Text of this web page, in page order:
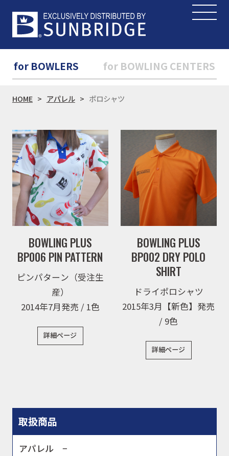
for BOWLERS for BOWLING CENTERS
HOME アパレル ポロシャツ
取扱商品
アパレル −
BOWLING PLUS
BP006 PIN PATTERN
ピンパターン（受注生
産）
2014年7月発売 / 1色
詳細ページ
BOWLING PLUS
BP002 DRY POLO
SHIRT
ドライポロシャツ
2015年3月【新色】発売
/ 9色
詳細ページ